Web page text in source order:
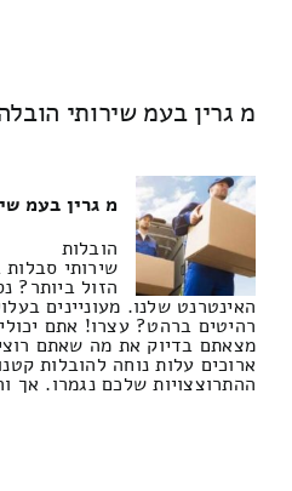
מ גרין בעמ שירותי
מ גרין בעמ
הובלות
שירותי
הזול ביותר?
האינטרנט שלנו. מעוניינים
רהיטים ברהט? עצרו! אתם
מצאתם בדיוק את מה שאתם
ארוכים עלות נוחה להובלות
ההתרוצצויות שלכם נגמרו. אך